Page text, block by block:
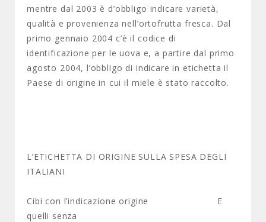
mentre dal 2003 è d’obbligo indicare varietà,
qualità e provenienza nell’ortofrutta fresca. Dal
primo gennaio 2004 c’è il codice di
identificazione per le uova e, a partire dal primo
agosto 2004, l’obbligo di indicare in etichetta il
Paese di origine in cui il miele è stato raccolto.
L’ETICHETTA DI ORIGINE SULLA SPESA DEGLI
ITALIANI
Cibi con l’indicazione origine E
quelli senza